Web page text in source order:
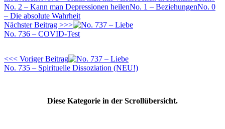
No. 2 – Kann man Depressionen heilenNo. 1 – BeziehungenNo. 0
– Die absolute Wahrheit
Nächster Beitrag >>>
No. 736 – COVID-Test
<<< Voriger Beitrag
No. 735 – Spirituelle Dissoziation (NEU!)
Diese Kategorie in der Scrollübersicht.